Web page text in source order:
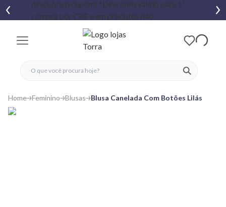
ver
fechar menu
fechar menu
favoritos
Home Feminino Blusas Blusa Canelada Com Botões Lilás